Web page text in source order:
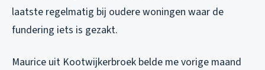
laatste regelmatig bij oudere woningen waar de
fundering iets is gezakt.
Maurice uit Kootwijkerbroek belde me vorige maand